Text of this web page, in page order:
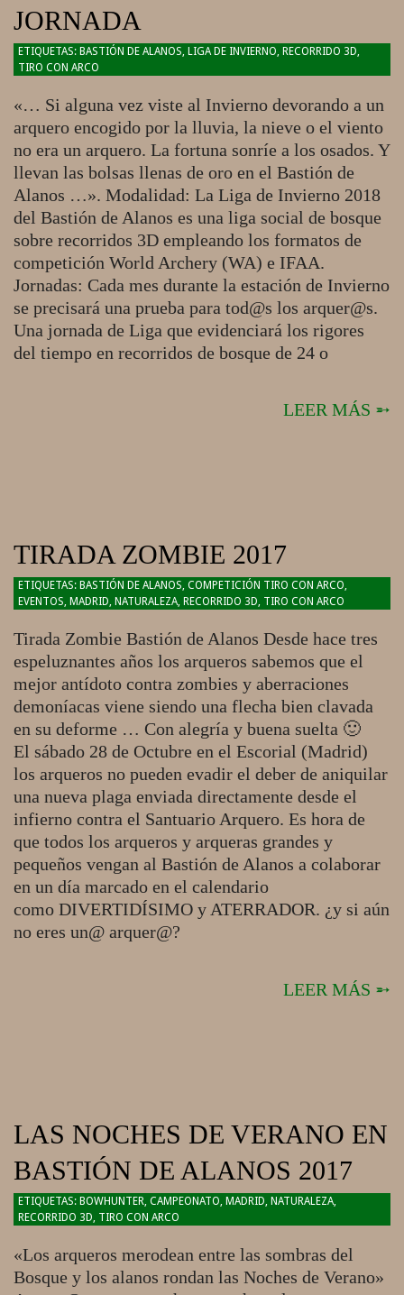
JORNADA
2018-
01-
BASTIÓN DE ALANOS LIGA DE INVIERNO RECORRIDO 3D
TIRO CON ARCO
«… Si alguna vez viste al Invierno devorando a un
arquero encogido por la lluvia, la nieve o el viento
no era un arquero. La fortuna sonríe a los osados. Y
llevan las bolsas llenas de oro en el Bastión de
Alanos …». Modalidad: La Liga de Invierno 2018
del Bastión de Alanos es una liga social de bosque
sobre recorridos 3D empleando los formatos de
competición World Archery (WA) e IFAA.
Jornadas: Cada mes durante la estación de Invierno
se precisará una prueba para tod@s los arquer@s.
Una jornada de Liga que evidenciará los rigores
del tiempo en recorridos de bosque de 24 o
LEER MÁS ➵
TIRADA ZOMBIE 2017
2017-
11-
BASTIÓN DE ALANOS, COMPETICIÓN TIRO CON ARCO,
EVENTOS, MADRID, NATURALEZA, RECORRIDO 3D, TIRO CON ARCO
Tirada Zombie Bastión de Alanos Desde hace tres
espeluznantes años los arqueros sabemos que el
mejor antídoto contra zombies y aberraciones
demoníacas viene siendo una flecha bien clavada
en su deforme … Con alegría y buena suelta 🙂
El sábado 28 de Octubre en el Escorial (Madrid)
los arqueros no pueden evadir el deber de aniquilar
una nueva plaga enviada directamente desde el
infierno contra el Santuario Arquero. Es hora de
que todos los arqueros y arqueras grandes y
pequeños vengan al Bastión de Alanos a colaborar
en un día marcado en el calendario
como DIVERTIDÍSIMO y ATERRADOR. ¿y si aún
no eres un@ arquer@?
LEER MÁS ➵
LAS NOCHES DE VERANO EN
BASTIÓN DE ALANOS 2017
2017-
07-
BOWHUNTER, CAMPEONATO, MADRID, NATURALEZA,
RECORRIDO 3D, TIRO CON ARCO
«Los arqueros merodean entre las sombras del
Bosque y los alanos rondan las Noches de Verano»